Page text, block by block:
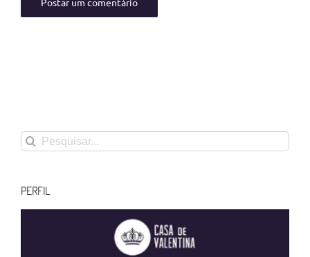
Buscar
resultados
PERFIL